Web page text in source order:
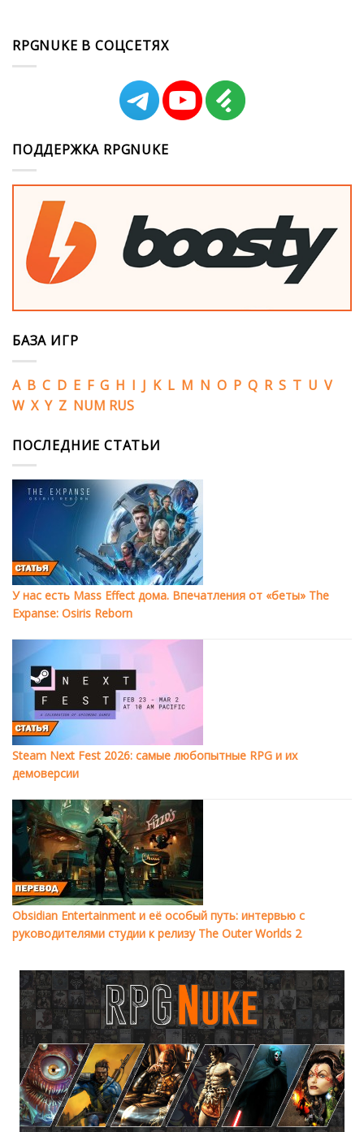
RPGNUKE В СОЦСЕТЯХ
ПОДДЕРЖКА RPGNUKE
БАЗА ИГР
A B C D E F G H I J K L M N O P Q R S T U V
W X Y Z NUM RUS
ПОСЛЕДНИЕ СТАТЬИ
У нас есть Mass Effect дома. Впечатления от «беты» The
Expanse: Osiris Reborn
Steam Next Fest 2026: самые любопытные RPG и их
демоверсии
Obsidian Entertainment и её особый путь: интервью с
руководителями студии к релизу The Outer Worlds 2